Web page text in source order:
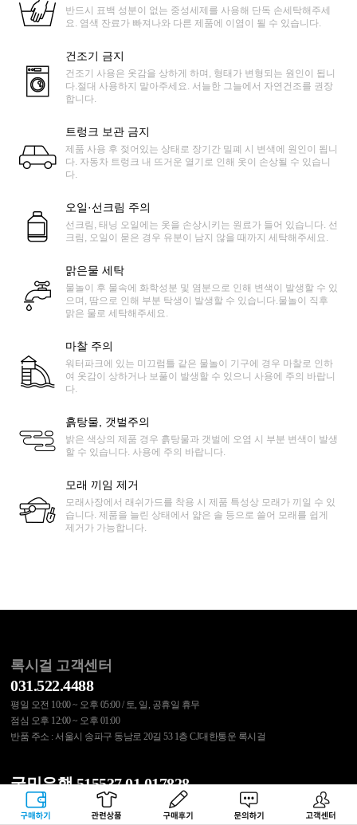
구매하기 관련상품 상품후기 문의하기 고객센터
반드시 표백 성분이 없는 중성세제를 사용해 단독 손세탁해주세
요. 염색 잔료가 빠져나와 다른 제품에 이염이 될 수 있습니다.
건조기 금지
건조기 사용은 옷감을 상하게 하며, 형태가 변형되는 원인이 됩니
다.절대 사용하지 말아주세요. 서늘한 그늘에서 자연건조를 권장
합니다.
트렁크 보관 금지
제품 사용 후 젖어있는 상태로 장기간 밀폐 시 변색에 원인이 됩니
다. 자동차 트렁크 내 뜨거운 열기로 인해 옷이 손상될 수 있습니
다.
오일·선크림 주의
선크림, 태닝 오일에는 옷을 손상시키는 원료가 들어 있습니다. 선
크림, 오일이 묻은 경우 유분이 남지 않을 때까지 세탁해주세요.
맑은물 세탁
물놀이 후 물속에 화학성분 및 염분으로 인해 변색이 발생할 수 있
으며, 땀으로 인해 부분 탁생이 발생할 수 있습니다.물놀이 직후
맑은 물로 세탁해주세요.
마찰 주의
워터파크에 있는 미끄럼틀 같은 물놀이 기구에 경우 마찰로 인하
여 옷감이 상하거나 보풀이 발생할 수 있으니 사용에 주의 바랍니
다.
흙탕물, 갯벌주의
밝은 색상의 제품 경우 흙탕물과 갯벌에 오염 시 부분 변색이 발생
할 수 있습니다. 사용에 주의 바랍니다.
모래 끼임 제거
모래사장에서 래쉬가드를 착용 시 제품 특성상 모래가 끼일 수 있
습니다. 제품을 늘린 상태에서 얇은 솔 등으로 쓸어 모래를 쉽게
제거가 가능합니다.
록시걸 고객센터
031.522.4488
평일 오전 10:00 ~ 오후 05:00 / 토, 일, 공휴일 휴무
점심 오후 12:00 ~ 오후 01:00
반품 주소 : 서울시 송파구 동남로 20길 53 1층 CJ대한통운 록시걸
국민은행 515537.01.017828
무통장 입금 결제 또는 교환/반품 비용은 위 계좌로 입금바랍니다.
예금주 : (주)에스에이코리아